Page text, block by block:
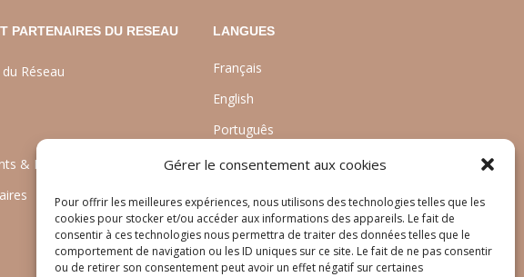
Gérer le consentement aux cookies
Pour offrir les meilleures expériences, nous utilisons des technologies telles que les
cookies pour stocker et/ou accéder aux informations des appareils. Le fait de
consentir à ces technologies nous permettra de traiter des données telles que le
comportement de navigation ou les ID uniques sur ce site. Le fait de ne pas consentir
ou de retirer son consentement peut avoir un effet négatif sur certaines
PARTENAIRES DU RESEAU
Réseau
& Développement
LANGUES
Français
English
Português